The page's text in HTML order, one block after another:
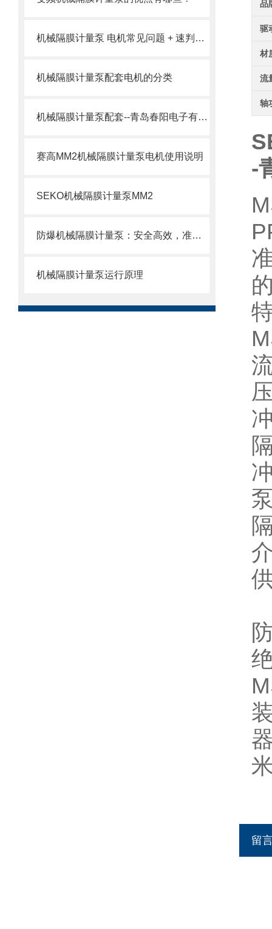
机械隔膜计量泵 电机常见问题 + 速判速修
机械隔膜计量泵配套电机的分类
机械隔膜计量泵配套--青岛春阳电子有限公司
赛高MM2机械隔膜计量泵电机使用说明
SEKO机械隔膜计量泵MM2
防爆机械隔膜计量泵：安全高效，准确计量新选择
机械隔膜计量泵运行原理
品
驱
材
流
轴
-
留